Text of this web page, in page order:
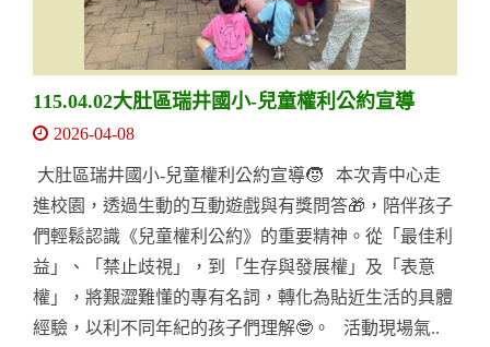
115.04.02大肚區瑞井國小-兒童權利公約宣導
2026-04-08
大肚區瑞井國小-兒童權利公約宣導🧒 本次青中心走
進校園，透過生動的互動遊戲與有獎問答🎁，陪伴孩子
們輕鬆認識《兒童權利公約》的重要精神。從「最佳利
益」、「禁止歧視」，到「生存與發展權」及「表意
權」，將艱澀難懂的專有名詞，轉化為貼近生活的具體
經驗，以利不同年紀的孩子們理解🤓。 活動現場氣..